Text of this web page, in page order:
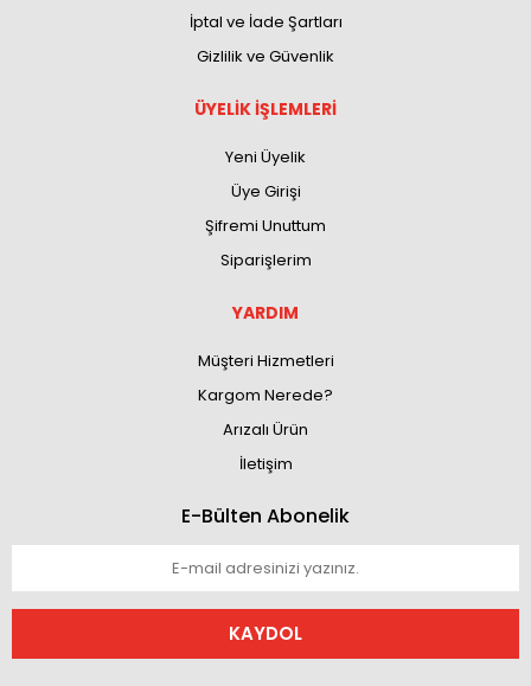
İptal ve İade Şartları
Gizlilik ve Güvenlik
ÜYELİK İŞLEMLERİ
Yeni Üyelik
Üye Girişi
Şifremi Unuttum
Siparişlerim
YARDIM
Müşteri Hizmetleri
Kargom Nerede?
Arızalı Ürün
İletişim
E-Bülten Abonelik
KAYDOL